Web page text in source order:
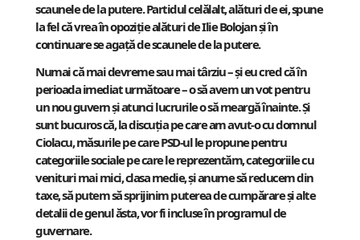
scaunele de la putere. Partidul celălalt, alături de ei, spune
la fel că vrea în opoziție alături de Ilie Bolojan și în
continuare se agață de scaunele de la putere.
Numai că mai devreme sau mai târziu – și eu cred că în
perioada imediat următoare – o să avem un vot pentru
un nou guvern și atunci lucrurile o să meargă înainte. Și
sunt bucuros că, la discuția pe care am avut-o cu domnul
Ciolacu, măsurile pe care PSD-ul le propune pentru
categoriile sociale pe care le reprezentăm, categoriile cu
venituri mai mici, clasa medie, și anume să reducem din
taxe, să putem să sprijinim puterea de cumpărare și alte
detalii de genul ăsta, vor fi incluse în programul de
guvernare.